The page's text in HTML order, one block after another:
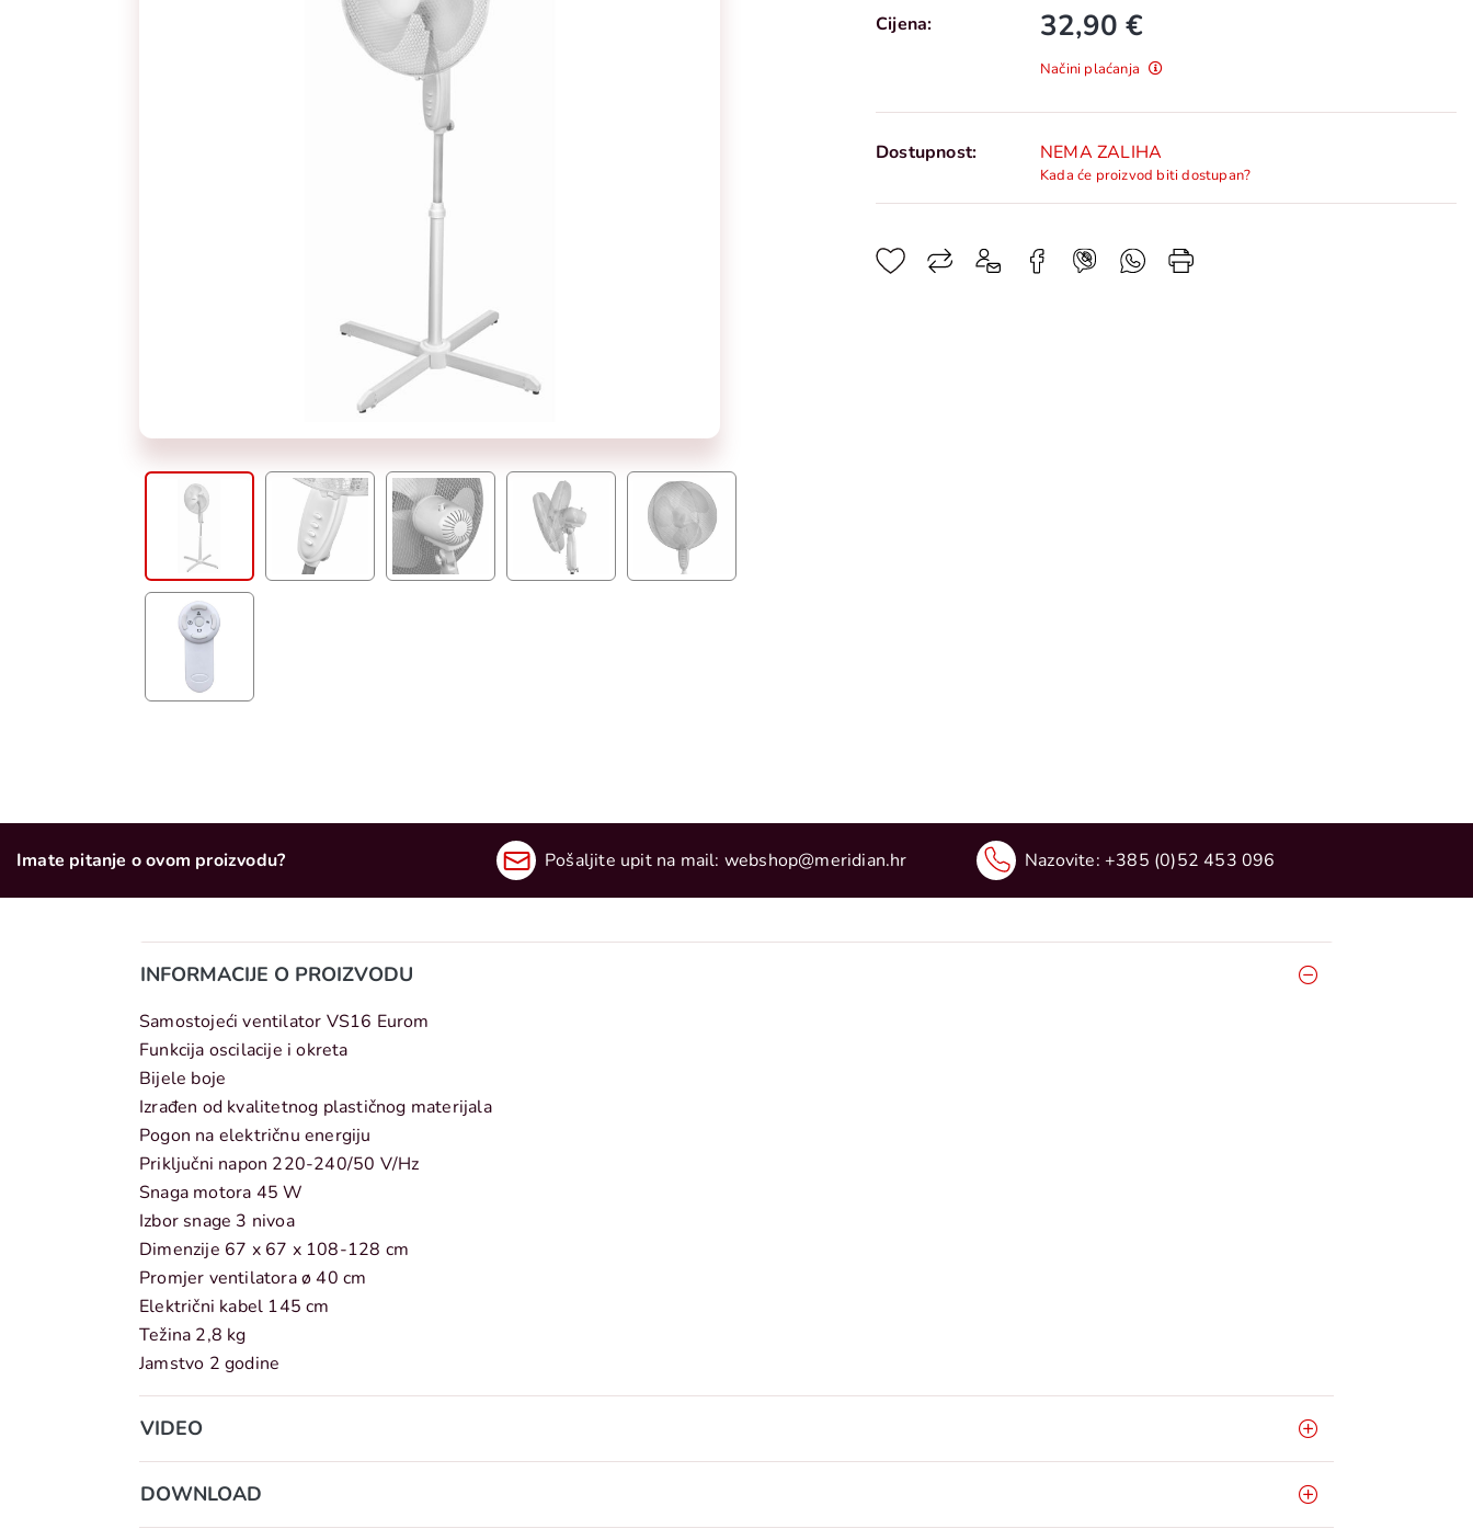
Cijena: 32,90 €
Načini plaćanja
Dostupnost: NEMA ZALIHA
Kada će proizvod biti dostupan?
Imate pitanje o ovom proizvodu? Pošaljite upit na mail: webshop@meridian.hr Nazovite: +385 (0)52 453 096
INFORMACIJE O PROIZVODU
Samostojeći ventilator VS16 Eurom
Funkcija oscilacije i okreta
Bijele boje
Izrađen od kvalitetnog plastičnog materijala
Pogon na električnu energiju
Priključni napon 220-240/50 V/Hz
Snaga motora 45 W
Izbor snage 3 nivoa
Dimenzije 67 x 67 x 108-128 cm
Promjer ventilatora ø 40 cm
Električni kabel 145 cm
Težina 2,8 kg
Jamstvo 2 godine
VIDEO
DOWNLOAD